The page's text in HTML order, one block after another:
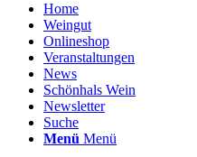
Home
Weingut
Onlineshop
Veranstaltungen
News
Schönhals Wein
Newsletter
Suche
Menü Menü